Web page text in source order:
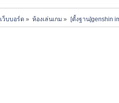
เว็บบอร์ด » ห้องเล่นเกม » [ตั้งฐาน]genshin